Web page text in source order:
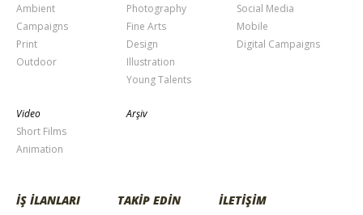
Ambient
Campaigns
Print
Outdoor
Photography
Fine Arts
Design
Illustration
Young Talents
Social Media
Mobile
Digital Campaigns
Video
Short Films
Animation
Arşiv
İŞ İLANLARI TAKİP EDİN İLETİŞİM